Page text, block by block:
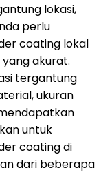
lokasi,
perlu
coating lokal
akurat.
tergantung
ukuran
untuk
coating di
dari beberapa